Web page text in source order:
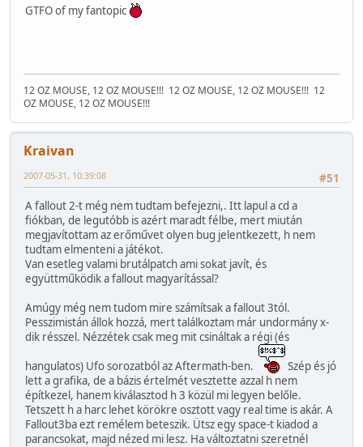
GTFO of my fantopic
12 OZ MOUSE, 12 OZ MOUSE!!! 12 OZ MOUSE, 12 OZ MOUSE!!! 12
OZ MOUSE, 12 OZ MOUSE!!!
Kraivan
#51
2007-05-31, 10:39:08
A fallout 2-t még nem tudtam befejezni,. Itt lapul a cd a
fiókban, de legutóbb is azért maradt félbe, mert miután
megjavítottam az erőművet olyen bug jelentkezett, h nem
tudtam elmenteni a játékot.
Van esetleg valami brutálpatch ami sokat javít, és
együttműködik a fallout magyarítással?
Amúgy még nem tudom mire számítsak a fallout 3tól.
Pesszimistán állok hozzá, mert találkoztam már undormány x-
dik résszel. Nézzétek csak meg mit csináltak a régi (és
hangulatos) Ufo sorozatból az Aftermath-ben.
Szép és jó
lett a grafika, de a bázis értelmét vesztette azzal h nem
építkezel, hanem kiválasztod h 3 közül mi legyen belőle.
Tetszett h a harc lehet körökre osztott vagy real time is akár. A
Fallout3ba ezt remélem beteszik. Ütsz egy space-t kiadod a
parancsokat, majd nézed mi lesz. Ha változtatni szeretnél